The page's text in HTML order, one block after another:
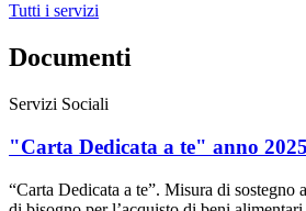
Tutti i servizi
Documenti
Servizi Sociali
"Carta Dedicata a te" anno 2025
“Carta Dedicata a te”. Misura di